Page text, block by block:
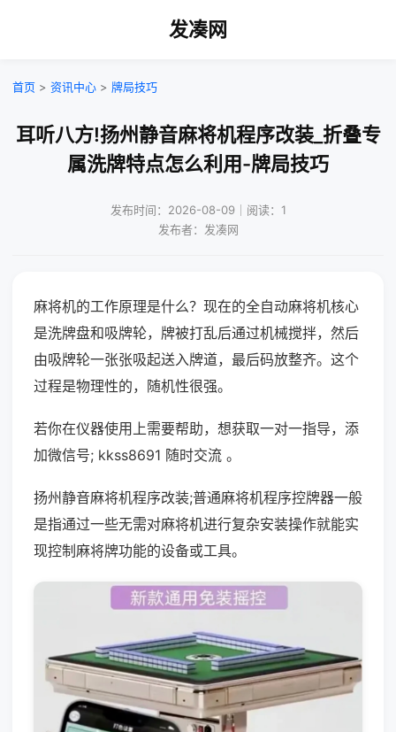
发凑网
首页 > 资讯中心 > 牌局技巧
耳听八方!扬州静音麻将机程序改装_折叠专
属洗牌特点怎么利用-牌局技巧
发布时间：2026-08-09｜阅读：1
发布者：发凑网
麻将机的工作原理是什么？现在的全自动麻将机核心
是洗牌盘和吸牌轮，牌被打乱后通过机械搅拌，然后
由吸牌轮一张张吸起送入牌道，最后码放整齐。这个
过程是物理性的，随机性很强。
若你在仪器使用上需要帮助，想获取一对一指导，添
加微信号; kkss8691 随时交流 。
扬州静音麻将机程序改装;普通麻将机程序控牌器一般
是指通过一些无需对麻将机进行复杂安装操作就能实
现控制麻将牌功能的设备或工具。